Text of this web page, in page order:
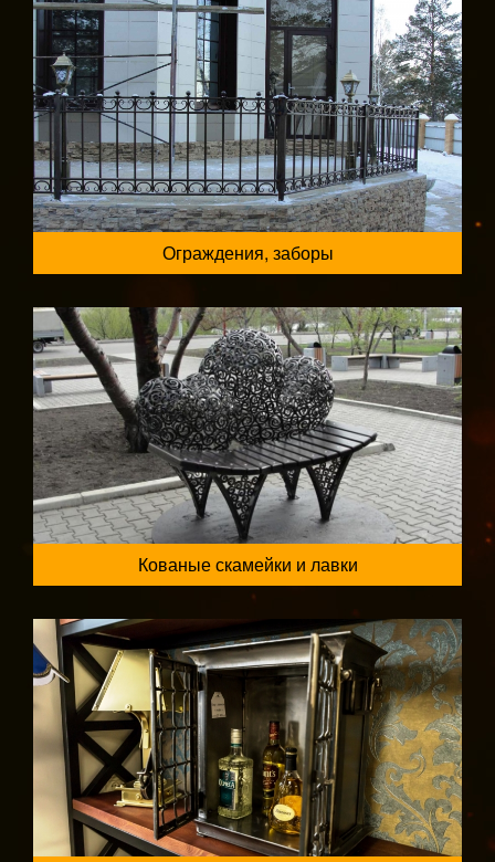
Ограждения, заборы
Кованые скамейки и лавки